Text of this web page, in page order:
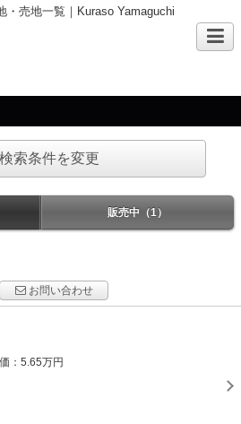
・売地一覧｜Kuraso Yamaguchi
検索条件を変更
販売中（1）
お問い合わせ
：5.65万円